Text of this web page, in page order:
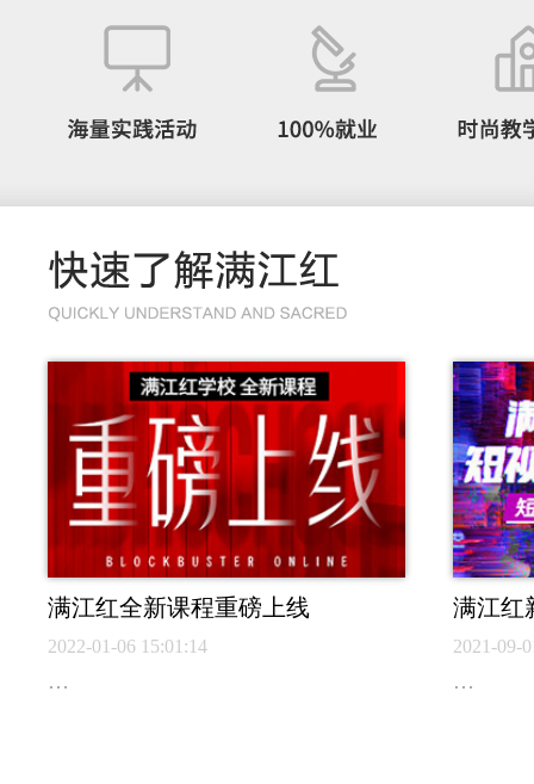
满江红全新课程重磅上线
2022-01-06 15:01:14
…
满江红
2021-09-
…